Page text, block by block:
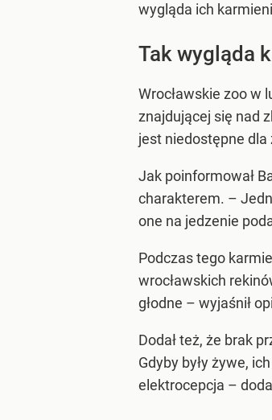
wygląda ich
Tak wygląda
Wrocławskie zoo w
znajdującej się nad
jest niedostępne
Jak poinformował
charakterem. –
one na jedzenie
Podczas tego
wrocławskich
głodne – wyjaśnił
Dodał też, że brak
Gdyby były żywe,
elektrocepcja –